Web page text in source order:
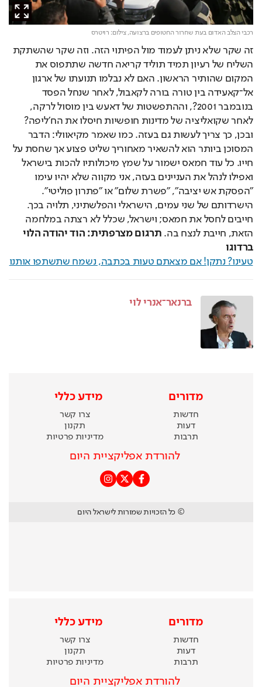
רכבי הצלב האדום בעת שחרור החטופים ברצועה,צילום: רויטרס
זה שקר שלא ניתן לעמוד מול הפיתוי הזה. וזה שקר שהשתקת
השליח של רעיון תמיד תוליד קריאה חדשה שתתפוס את
המקום שהותיר הראשון. האם לא נבלמו תנועתו של ארגון
אל־קאעידה בין טורה בורה לקאבול, לאחר שנחל הפסד
בנובמבר 2001?, וההתפשטות של דאעש בין מוסול לרקה,
לאחר שקואליציה של מדינות חופשיות חיסלו את הח'ליפה?
ובכן, כך צריך לעשות גם בעזה. כמו שאמר מקיאוולי: הדבר
המסוכן ביותר הוא להשאיר מאחוריך שליט פצוע אך שחסת על
חייו. כל עוד חמאס ישמור על שמץ מיכולותיו להכות בישראל
ואפילו לנהל את העניינים בעזה, אני מקווה שלא יהיו עימו
"הפסקת אש יציבה", "פשרת שלום" או "פתרון פוליטי".
הישרדותם של שני עמים, הישראלי והפלשתיני, תלויה בכך.
חייבים לחסל את חמאס; וישראל, שכלל לא רצתה במלחמה
הזאת, חייבת לנצח בה.תרגום מצרפתית: הוד יהודה הלוי
ברדוגו
טעינו? נתקן! אם מצאתם טעות בכתבה, נשמח שתשתפו אותנו
ברנאר־אנרי לוי
מדורים
חדשות
דעות
תרבות
מידע כללי
צרו קשר
תקנון
מדיניות פרטיות
להורדת אפליקציית היום
© כל הזכויות שמורות לישראל היום
מדורים
חדשות
דעות
תרבות
מידע כללי
צרו קשר
תקנון
מדיניות פרטיות
להורדת אפליקציית היום